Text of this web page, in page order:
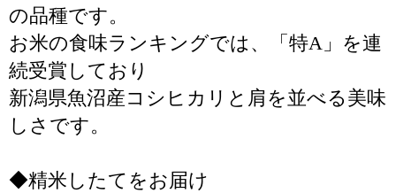
の品種です。
お米の食味ランキングでは、「特A」を連
続受賞しており
新潟県魚沼産コシヒカリと肩を並べる美味
しさです。
◆精米したてをお届け